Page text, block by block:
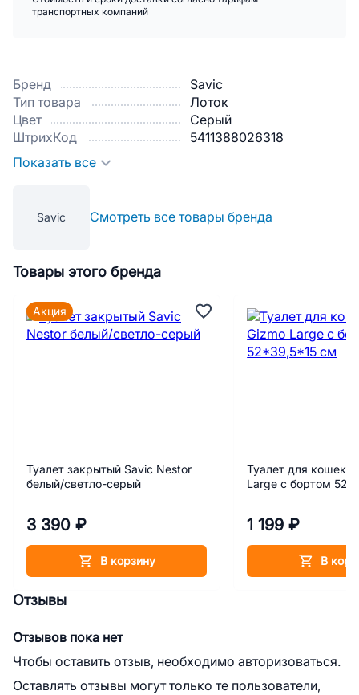
Бренд
Savic
Тип товара
Лоток
Цвет
Серый
ШтрихКод
5411388026318
Показать все
Savic Смотреть все товары бренда
транспортных компаний
Товары этого бренда
Туалет закрытый Savic Nestor
белый/светло-серый
3 390 ₽
В корзину
Акция
Туалет для кошек
Large с бортом
1 199 ₽
В
Отзывы
Отзывов пока нет
Чтобы оставить отзыв, необходимо авторизоваться.
Оставлять отзывы могут только те пользователи,